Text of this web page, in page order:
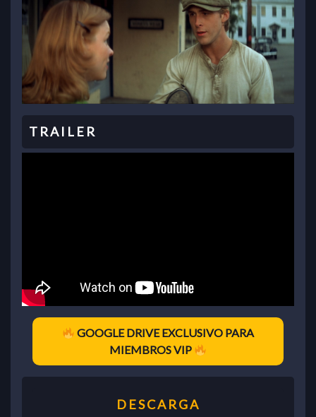
GOOGLE DRIVE EXCLUSIVO PARA
MIEMBROS VIP